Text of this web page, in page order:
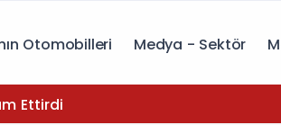
Otomobilleri Medya - Sektör
Ettirdi